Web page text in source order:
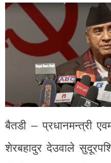
बैतडी – प्रधानमन्त्री
शेरबहादुर देउवाले